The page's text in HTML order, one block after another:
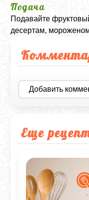
Подача
Подавайте
десертам,
Добавить
Еще